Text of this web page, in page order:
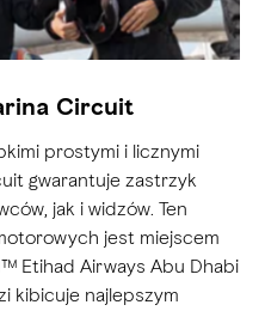
Circuit
prostymi i licznymi
gwarantuje zastrzyk
jak i widzów. Ten
jest miejscem
Etihad Airways Abu Dhabi
kibicuje najlepszym